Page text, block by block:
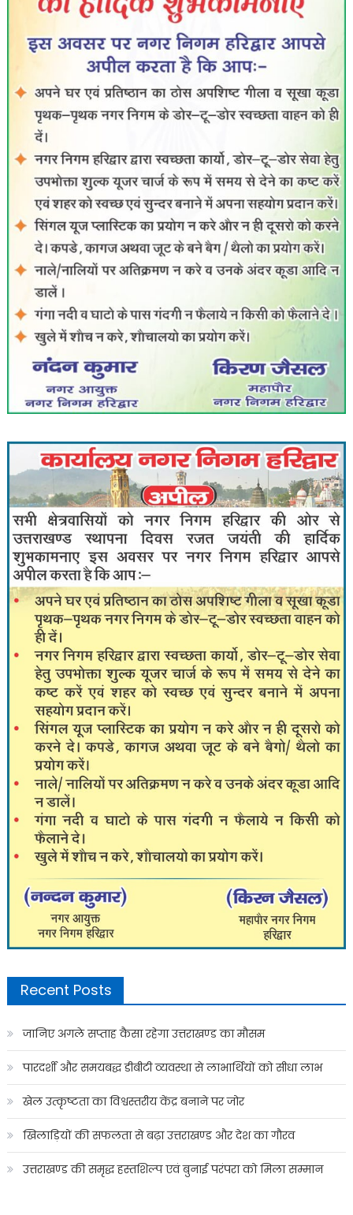
Recent Posts
जानिए अगले सप्ताह कैसा रहेगा उत्तराखण्ड का मौसम
पारदर्शी और समयबद्ध डीबीटी व्यवस्था से लाभार्थियों को सीधा लाभ
खेल उत्कृष्टता का विश्वस्तरीय केंद्र बनाने पर जोर
खिलाड़ियों की सफलता से बढ़ा उत्तराखण्ड और देश का गौरव
उत्तराखण्ड की समृद्ध हस्तशिल्प एवं बुनाई परंपरा को मिला सम्मान